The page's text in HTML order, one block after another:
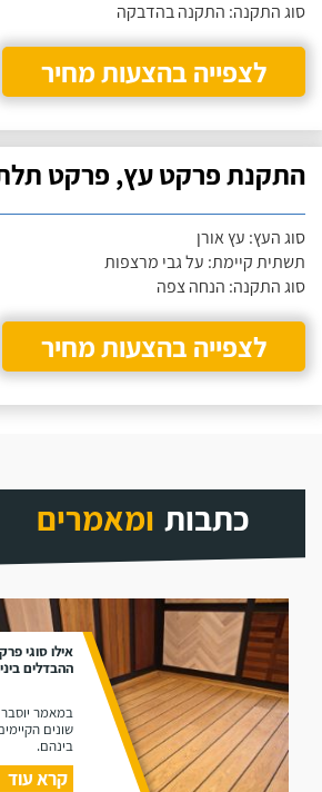
סוג התקנה: התקנה בהדבקה
לצפייה בהצעות מחיר
התקנת פרקט עץ, פרקט
סוג העץ: עץ אורן
תשתית קיימת: על גבי מרצפות
סוג התקנה: הנחה צפה
לצפייה בהצעות מחיר
כתבות ומאמרים
אילו סוגי
ההבדלים
במאמר
שונים
בינהם.
קרא עוד